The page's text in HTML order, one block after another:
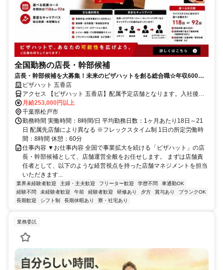
全国勤務の店長・幹部候補
店長・幹部候補を大募集！未来のピザハットを創る総合職☆年収600万
円も可能！手当充実☆
ピザハット 五香店
アクセス 【ピザハット 五香店】配属予定店舗となります。入社後約
1.5か月間は以下研修拠点で勤務◆横浜本社（神奈川県横浜市西区み
なとみらい4丁目4番5号 横浜アイマークプレイス）◆ピザハットアカ
デミー（東京・神奈川・千葉）、研修終了後は全国の直営店舗へ配属
となります。
月給253,000円以上
千葉県松戸市
勤務時間 実働時間：8時間/日 平均勤務日数：1ヶ月あたり18日～21
日 配属先店舗により異なる ※フレックスタイム制 1日の所定労働時
間：8時間 休憩：60分
仕事内容 ▼お仕事内容 全国で事業拡大を続ける「ピザハット」の店
長・幹部候補として、店舗運営全般をお任せします。 まずは店舗責
任者として、以下のような経営視点を持った店舗マネジメントを担当
いただきます...
業界未経験者歓迎 主婦・主夫歓迎 フリーター歓迎 学歴不問
車通勤OK
経験不問
未経験者歓迎 午前 経験者歓迎 研修あり 夕方 賞与あり
ブランクOK
長期歓迎
シフト制 長期休暇あり 寮・社宅あり
業務委託